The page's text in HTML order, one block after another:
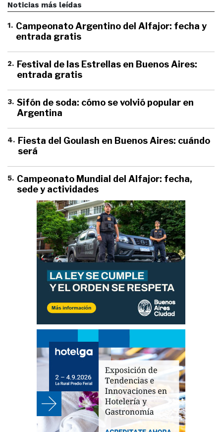
Noticias más leídas
1. Campeonato Argentino del Alfajor: fecha y
entrada gratis
2. Festival de las Estrellas en Buenos Aires:
entrada gratis
3. Sifón de soda: cómo se volvió popular en
Argentina
4. Fiesta del Goulash en Buenos Aires: cuándo
será
5. Campeonato Mundial del Alfajor: fecha,
sede y actividades